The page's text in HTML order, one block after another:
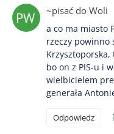
~pisać do Woli
a co ma miasto
rzeczy powinno
bo on z PIS-u i
wielbicielem
generała
Odpowiedz